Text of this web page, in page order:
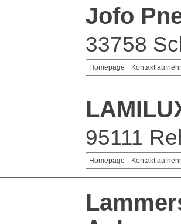
Jofo
33758
Homepage Kontakt
95111
Homepage Kontakt